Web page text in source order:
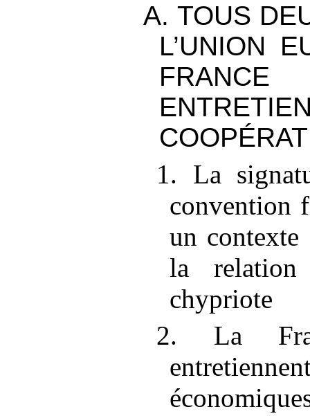
A. TOUS
L’UNION
1. La
convention
un contexte
la relation
chypriote
2. La